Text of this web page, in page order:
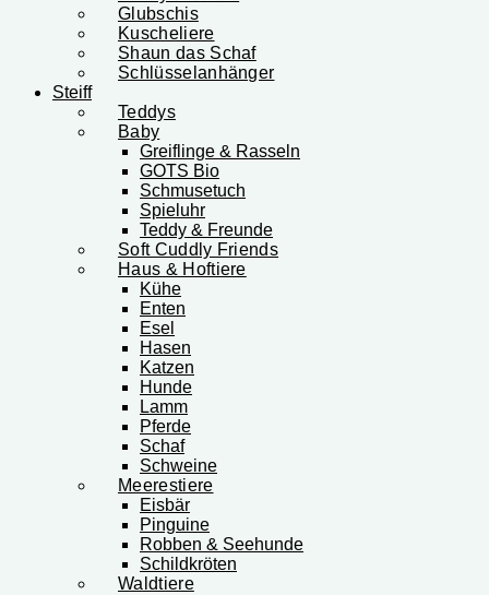
Glubschis
Kuscheliere
Shaun das Schaf
Schlüsselanhänger
Steiff
Teddys
Baby
Greiflinge & Rasseln
GOTS Bio
Schmusetuch
Spieluhr
Teddy & Freunde
Soft Cuddly Friends
Haus & Hoftiere
Kühe
Enten
Esel
Hasen
Katzen
Hunde
Lamm
Pferde
Schaf
Schweine
Meerestiere
Eisbär
Pinguine
Robben & Seehunde
Schildkröten
Waldtiere